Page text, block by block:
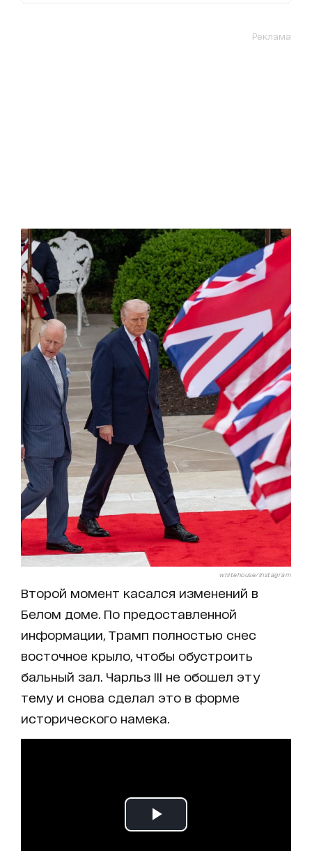
Реклама
whitehouse/Instagram
Второй момент касался изменений в
Белом доме. По предоставленной
информации, Трамп полностью снес
восточное крыло, чтобы обустроить
бальный зал. Чарльз III не обошел эту
тему и снова сделал это в форме
исторического намека.